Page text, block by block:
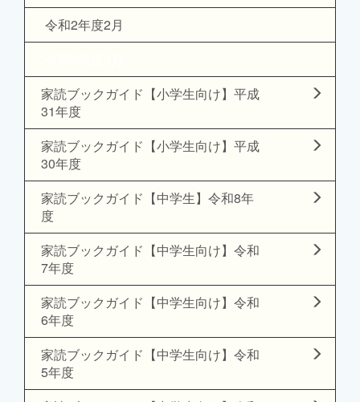
令和2年度2月
家読ブックガイド【小学生向け】平成
31年度
家読ブックガイド【小学生向け】平成
30年度
家読ブックガイド【中学生】令和8年
度
家読ブックガイド【中学生向け】令和
7年度
家読ブックガイド【中学生向け】令和
6年度
家読ブックガイド【中学生向け】令和
5年度